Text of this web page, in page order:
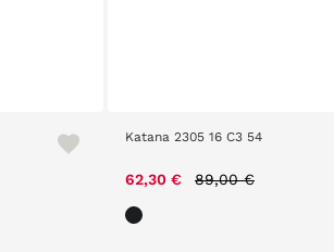
Katana 2305 16 C3 54
62,30 € Price reduced from
89,00 €